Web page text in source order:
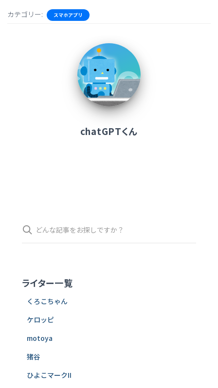
カテゴリー: スマホアプリ
chatGPTくん
索
ライター一覧
くろこちゃん
ケロッピ
motoya
猪谷
ひよこマークII